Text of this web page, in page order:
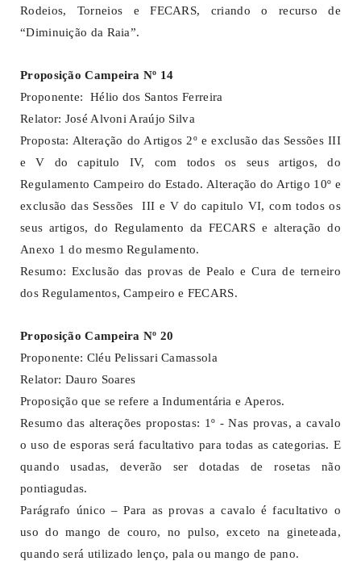
Rodeios, Torneios e FECARS, criando o recurso de
“Diminuição da Raia”.
Proposição Campeira Nº 14
Proponente: Hélio dos Santos Ferreira
Relator: José Alvoni Araújo Silva
Proposta: Alteração do Artigos 2º e exclusão das Sessões III
e V do capitulo IV, com todos os seus artigos, do
Regulamento Campeiro do Estado. Alteração do Artigo 10º e
exclusão das Sessões III e V do capitulo VI, com todos os
seus artigos, do Regulamento da FECARS e alteração do
Anexo 1 do mesmo Regulamento.
Resumo: Exclusão das provas de Pealo e Cura de terneiro
dos Regulamentos, Campeiro e FECARS.
Proposição Campeira Nº 20
Proponente: Cléu Pelissari Camassola
Relator: Dauro Soares
Proposição que se refere a Indumentária e Aperos.
Resumo das alterações propostas: 1º - Nas provas, a cavalo
o uso de esporas será facultativo para todas as categorias. E
quando usadas, deverão ser dotadas de rosetas não
pontiagudas.
Parágrafo único – Para as provas a cavalo é facultativo o
uso do mango de couro, no pulso, exceto na gineteada,
quando será utilizado lenço, pala ou mango de pano.